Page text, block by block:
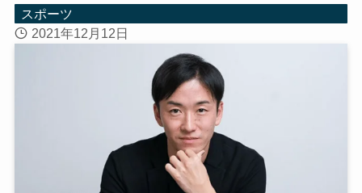
スポーツ
2021年12月12日